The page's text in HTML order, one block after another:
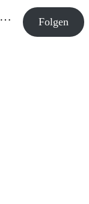
Christen Brüdergemeinde e.V. Folgen